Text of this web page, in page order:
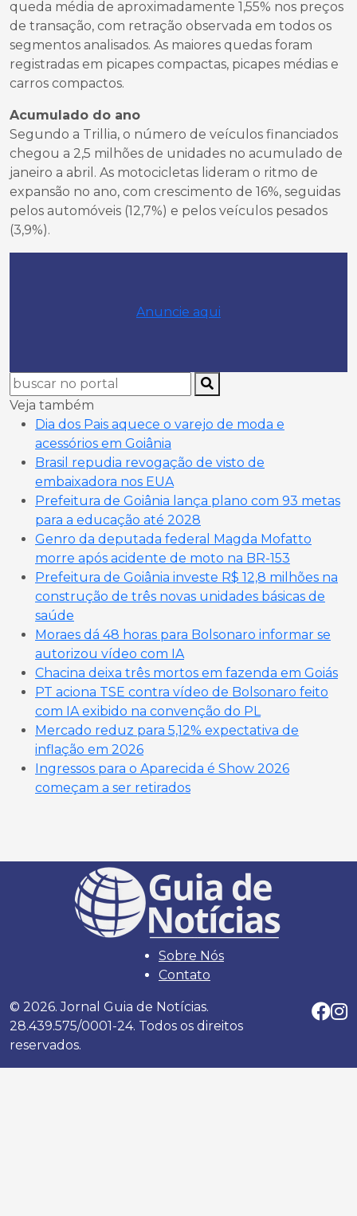
queda média de aproximadamente 1,55% nos preços
de transação, com retração observada em todos os
segmentos analisados. As maiores quedas foram
registradas em picapes compactas, picapes médias e
carros compactos.
Acumulado do ano
Segundo a Trillia, o número de veículos financiados
chegou a 2,5 milhões de unidades no acumulado de
janeiro a abril. As motocicletas lideram o ritmo de
expansão no ano, com crescimento de 16%, seguidas
pelos automóveis (12,7%) e pelos veículos pesados
(3,9%).
Anuncie aqui
Veja também
Dia dos Pais aquece o varejo de moda e
acessórios em Goiânia
Brasil repudia revogação de visto de
embaixadora nos EUA
Prefeitura de Goiânia lança plano com 93 metas
para a educação até 2028
Genro da deputada federal Magda Mofatto
morre após acidente de moto na BR-153
Prefeitura de Goiânia investe R$ 12,8 milhões na
construção de três novas unidades básicas de
saúde
Moraes dá 48 horas para Bolsonaro informar se
autorizou vídeo com IA
Chacina deixa três mortos em fazenda em Goiás
PT aciona TSE contra vídeo de Bolsonaro feito
com IA exibido na convenção do PL
Mercado reduz para 5,12% expectativa de
inflação em 2026
Ingressos para o Aparecida é Show 2026
começam a ser retirados
Sobre Nós
Contato
© 2026. Jornal Guia de Notícias.
28.439.575/0001-24. Todos os direitos
reservados.